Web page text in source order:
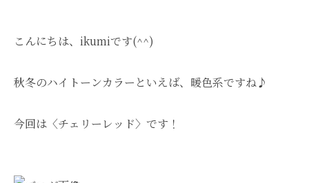
こんにちは、ikumiです(^^)
秋冬のハイトーンカラーといえば、暖色系ですね♪
今回は〈チェリーレッド〉です！